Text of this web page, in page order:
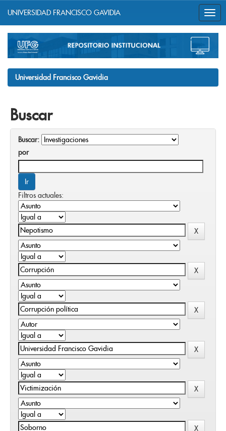
navigation
UNIVERSIDAD FRANCISCO GAVIDIA
Universidad Francisco Gavidia
Buscar
Buscar:
por
Filtros actuales: